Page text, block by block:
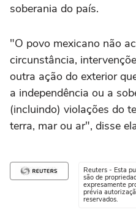
soberania do país.
"O povo mexicano não
circunstância,
outra ação do exterior
a independência ou a
(incluindo) violações do
terra, mar ou ar", disse
Reuters - Esta
são de
expresamente
prévia
reservados.